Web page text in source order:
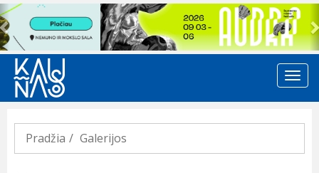
Previous
Pradžia Galerijos